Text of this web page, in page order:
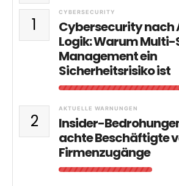
1
CYBERSECURITY
Cybersecurity nach
Logik: Warum
Management ein
Sicherheitsrisiko ist
2
AKTUELLE WARNUNGEN
Insider-
achte Beschäftigte
Firmenzugänge